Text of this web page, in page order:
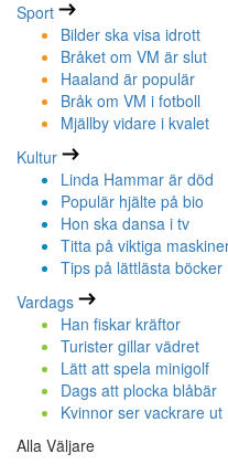
Sport
Bilder ska visa idrott
Bråket om VM är slut
Haaland är populär
Bråk om VM i fotboll
Mjällby vidare i kvalet
Kultur
Linda Hammar är död
Populär hjälte på bio
Hon ska dansa i tv
Titta på viktiga
Tips på lättlästa böcker
Vardags
Han fiskar kräftor
Turister gillar vädret
Lätt att spela minigolf
Dags att plocka blåbär
Kvinnor ser vackrare ut
Alla Väljare